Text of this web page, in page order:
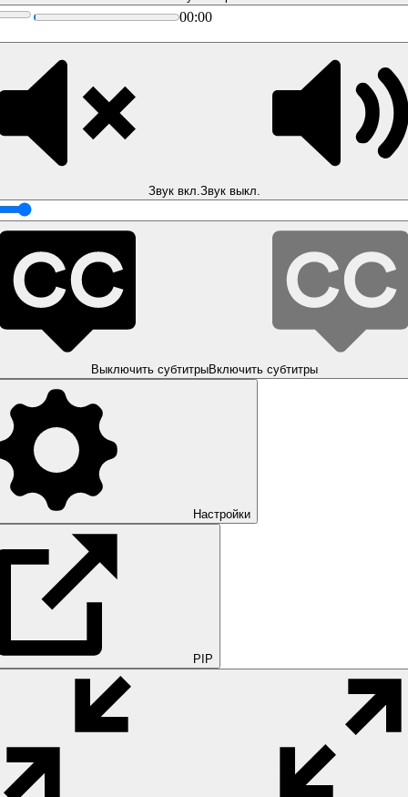
00:00
Звук вкл.Звук выкл.
Выключить субтитрыВключить субтитры
Настройки
PIP